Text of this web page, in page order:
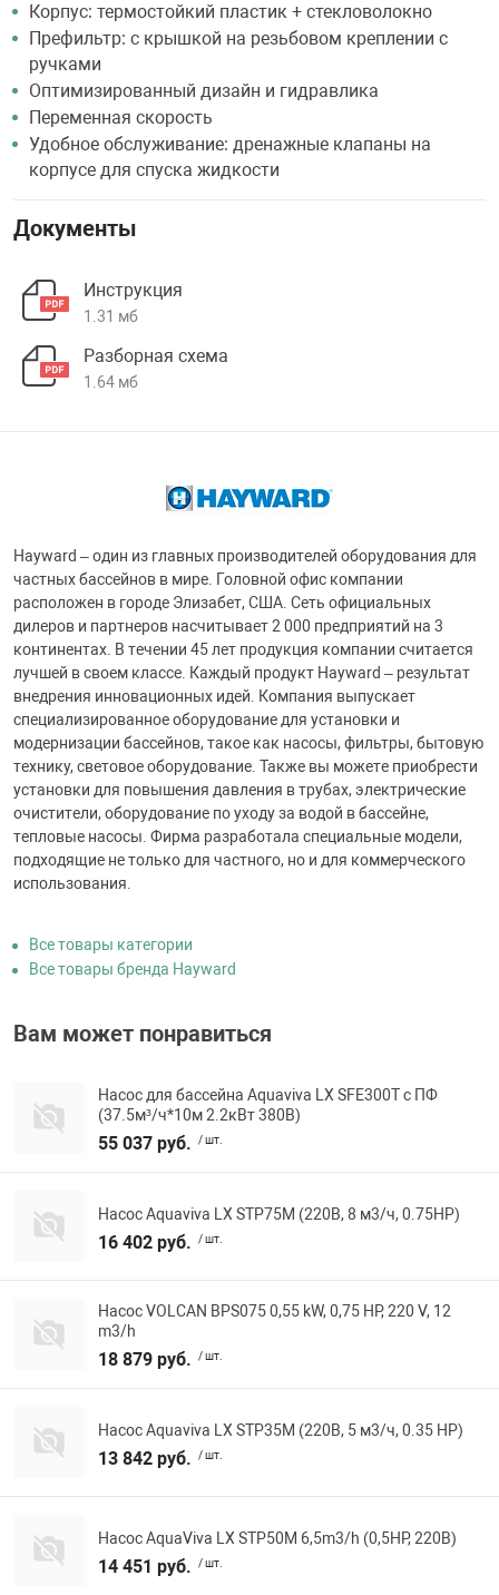
Корпус: термостойкий пластик + стекловолокно
Префильтр: с крышкой на резьбовом креплении с
ручками
Оптимизированный дизайн и гидравлика
Переменная скорость
Удобное обслуживание: дренажные клапаны на
корпусе для спуска жидкости
Документы
Инструкция
1.31 мб
Разборная схема
1.64 мб
Hayward – один из главных производителей оборудования для
частных бассейнов в мире. Головной офис компании
расположен в городе Элизабет, США. Сеть официальных
дилеров и партнеров насчитывает 2 000 предприятий на 3
континентах. В течении 45 лет продукция компании считается
лучшей в своем классе. Каждый продукт Hayward – результат
внедрения инновационных идей. Компания выпускает
специализированное оборудование для установки и
модернизации бассейнов, такое как насосы, фильтры, бытовую
технику, световое оборудование. Также вы можете приобрести
установки для повышения давления в трубах, электрические
очистители, оборудование по уходу за водой в бассейне,
тепловые насосы. Фирма разработала специальные модели,
подходящие не только для частного, но и для коммерческого
использования.
Все товары категории
Все товары бренда Hayward
Вам может понравиться
Насос для бассейна Aquaviva LX SFE300T с ПФ
(37.5м³/ч*10м 2.2кВт 380В)
55 037 руб. / шт.
Насос Aquaviva LX STP75M (220В, 8 м3/ч, 0.75HP)
16 402 руб. / шт.
Насос VOLCAN BPS075 0,55 kW, 0,75 HP, 220 V, 12
m3/h
18 879 руб. / шт.
Насос Aquaviva LX STP35M (220В, 5 м3/ч, 0.35 HP)
13 842 руб. / шт.
Насос AquaViva LX STP50M 6,5m3/h (0,5HP, 220В)
14 451 руб. / шт.